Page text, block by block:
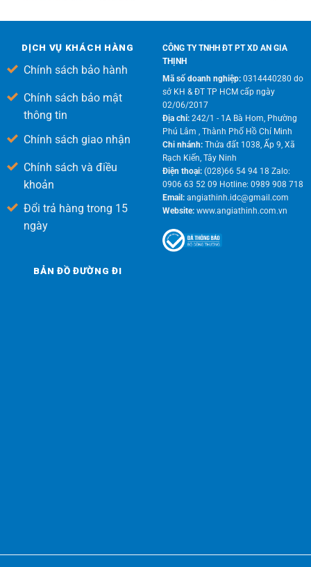
DỊCH VỤ KHÁCH HÀNG
Chính sách bảo hành
Chính sách bảo mật
thông tin
Chính sách giao nhận
Chính sách và điều
khoản
Đổi trả hàng trong 15
ngày
CÔNG TY TNHH ĐT PT XD AN GIA
THỊNH
Mã số doanh nghiệp:0314440280 do
sở KH & ĐT TP HCM cấp ngày
02/06/2017
Địa chỉ:242/1 - 1A Bà Hom, Phường
Phú Lâm , Thành Phố Hồ Chí Minh
Chi nhánh: Thửa đất 1038, Ấp 9, Xã
Rạch Kiến, Tây Ninh
Điện thoại:(028)66 54 94 18 Zalo:
0906 63 52 09 Hotline: 0989 908 718
Email:angiathinh.idc@gmail.com
Website:www.angiathinh.com.vn
BẢN ĐỒ ĐƯỜNG ĐI